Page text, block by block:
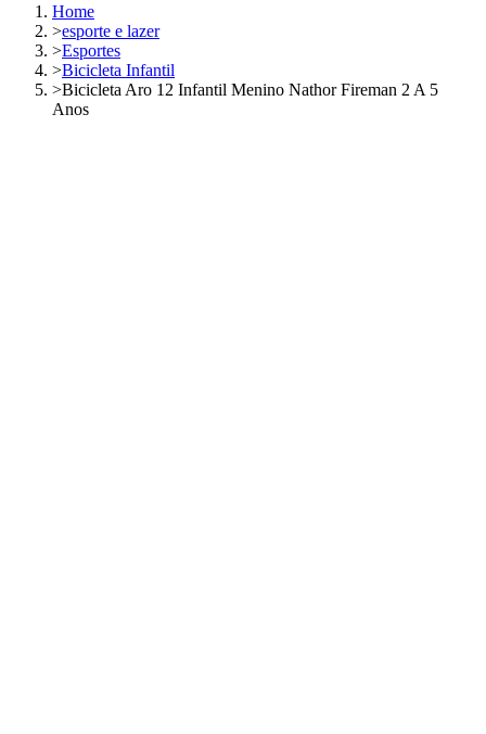
Home
>esporte e lazer
>Esportes
>Bicicleta Infantil
>Bicicleta Aro 12 Infantil Menino Nathor Fireman 2 A 5
Anos